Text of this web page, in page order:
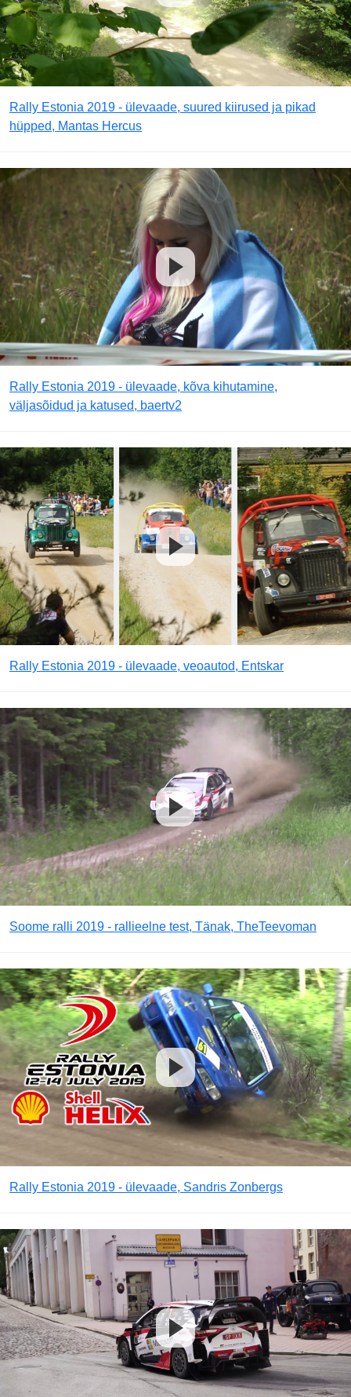
Rally Estonia 2019 - ülevaade, suured kiirused ja pikad
hüpped, Mantas Hercus
Rally Estonia 2019 - ülevaade, kõva kihutamine,
väljasõidud ja katused, baertv2
Rally Estonia 2019 - ülevaade, veoautod, Entskar
Soome ralli 2019 - rallieelne test, Tänak, TheTeevoman
Rally Estonia 2019 - ülevaade, Sandris Zonbergs